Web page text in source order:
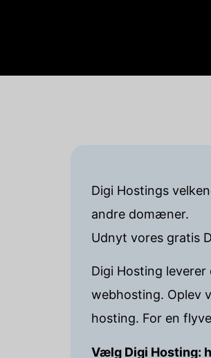
Digi Hostings
andre domæner.
Udnyt vores gratis
Digi Hosting
webhosting. Oplev
hosting. For en
Vælg Digi Hosting: